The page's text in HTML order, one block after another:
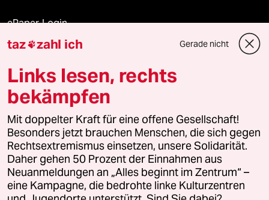
ePaper Login
Downloads für Abonnierende
© 2026 taz Verlags und Vertriebs GmbH
Alle Rechte vorbehalten. Bei rechtlichen Fragen oder für Genehmigungen
wenden Sie sich bitte an
lizenzen@taz.de
Feedback Redaktionsstatut Kommune-Richtlinien
Leitlinie Informant Datenschutz Impressum AGB
taz zahl ich Gerade nicht
Links lesen, rechts
bekämpfen
Mit doppelter Kraft für eine offene Gesellschaft!
Besonders jetzt brauchen Menschen, die sich gegen
Rechtsextremismus einsetzen, unsere Solidarität.
Daher gehen 50 Prozent der Einnahmen aus
Neuanmeldungen an „Alles beginnt im Zentrum“ –
eine Kampagne, die bedrohte linke Kulturzentren